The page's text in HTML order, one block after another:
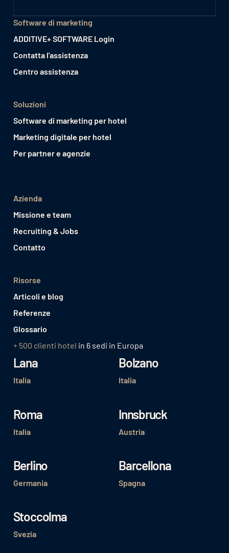
Software di marketing
ADDITIVE+ SOFTWARE Login
Contatta l'assistenza
Centro assistenza
Soluzioni
Software di marketing per hotel
Marketing digitale per hotel
Per partner e agenzie
Azienda
Missione e team
Recruiting & Jobs
Contatto
Risorse
Articoli e blog
Referenze
Glossario
+ 500 clienti hotel in 6 sedi in Europa
Lana
Italia
Bolzano
Italia
Roma
Italia
Innsbruck
Austria
Berlino
Germania
Barcellona
Spagna
Stoccolma
Svezia